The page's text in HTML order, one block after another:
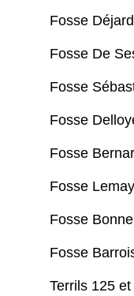
Fosse
Fosse De
Fosse
Fosse
Fosse
Fosse
Fosse
Fosse
Terrils 125